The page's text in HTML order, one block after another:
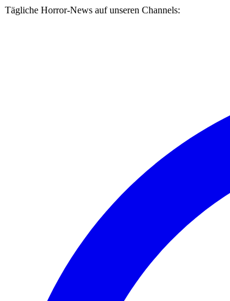
Tägliche Horror-News auf unseren Channels: